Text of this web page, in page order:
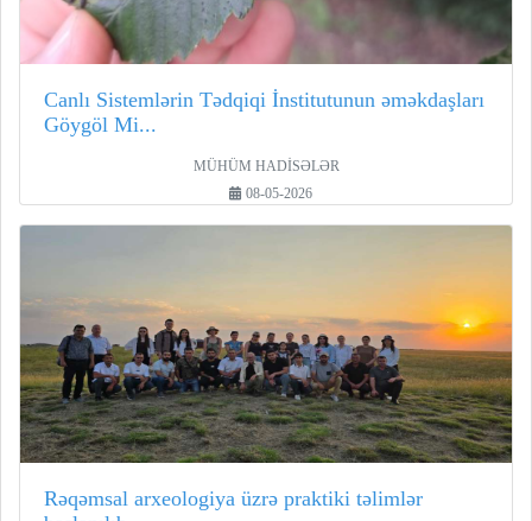
Canlı Sistemlərin Tədqiqi İnstitutunun əməkdaşları
Göygöl Mi...
MÜHÜM HADİSƏLƏR
08-05-2026
Rəqəmsal arxeologiya üzrə praktiki təlimlər